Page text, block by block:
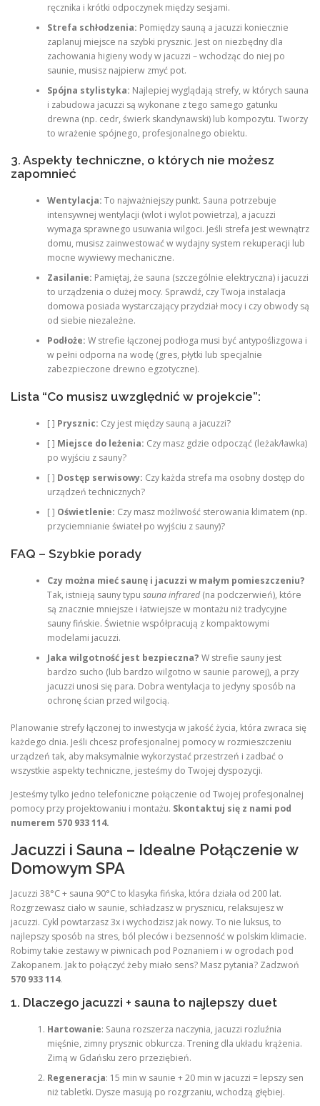
ręcznika i krótki odpoczynek między sesjami.
Strefa schłodzenia: Pomiędzy sauną a jacuzzi koniecznie
zaplanuj miejsce na szybki prysznic. Jest on niezbędny dla
zachowania higieny wody w jacuzzi – wchodząc do niej po
saunie, musisz najpierw zmyć pot.
Spójna stylistyka: Najlepiej wyglądają strefy, w których sauna
i zabudowa jacuzzi są wykonane z tego samego gatunku
drewna (np. cedr, świerk skandynawski) lub kompozytu. Tworzy
to wrażenie spójnego, profesjonalnego obiektu.
3. Aspekty techniczne, o których nie możesz
zapomnieć
Wentylacja: To najważniejszy punkt. Sauna potrzebuje
intensywnej wentylacji (wlot i wylot powietrza), a jacuzzi
wymaga sprawnego usuwania wilgoci. Jeśli strefa jest wewnątrz
domu, musisz zainwestować w wydajny system rekuperacji lub
mocne wywiewy mechaniczne.
Zasilanie: Pamiętaj, że sauna (szczególnie elektryczna) i jacuzzi
to urządzenia o dużej mocy. Sprawdź, czy Twoja instalacja
domowa posiada wystarczający przydział mocy i czy obwody są
od siebie niezależne.
Podłoże: W strefie łączonej podłoga musi być antypoślizgowa i
w pełni odporna na wodę (gres, płytki lub specjalnie
zabezpieczone drewno egzotyczne).
Lista “Co musisz uwzględnić w projekcie”:
[ ] Prysznic: Czy jest między sauną a jacuzzi?
[ ] Miejsce do leżenia: Czy masz gdzie odpocząć (leżak/ławka)
po wyjściu z sauny?
[ ] Dostęp serwisowy: Czy każda strefa ma osobny dostęp do
urządzeń technicznych?
[ ] Oświetlenie: Czy masz możliwość sterowania klimatem (np.
przyciemnianie świateł po wyjściu z sauny)?
FAQ – Szybkie porady
Czy można mieć saunę i jacuzzi w małym pomieszczeniu?
Tak, istnieją sauny typu sauna infrared(na podczerwień), które
są znacznie mniejsze i łatwiejsze w montażu niż tradycyjne
sauny fińskie. Świetnie współpracują z kompaktowymi
modelami jacuzzi.
Jaka wilgotność jest bezpieczna? W strefie sauny jest
bardzo sucho (lub bardzo wilgotno w saunie parowej), a przy
jacuzzi unosi się para. Dobra wentylacja to jedyny sposób na
ochronę ścian przed wilgocią.
Planowanie strefy łączonej to inwestycja w jakość życia, która zwraca się
każdego dnia. Jeśli chcesz profesjonalnej pomocy w rozmieszczeniu
urządzeń tak, aby maksymalnie wykorzystać przestrzeń i zadbać o
wszystkie aspekty techniczne, jesteśmy do Twojej dyspozycji.
Jesteśmy tylko jedno telefoniczne połączenie od Twojej profesjonalnej
pomocy przy projektowaniu i montażu. Skontaktuj się z nami pod
numerem 570 933 114.
Jacuzzi i Sauna – Idealne Połączenie w
Domowym SPA
Jacuzzi 38°C + sauna 90°C to klasyka fińska, która działa od 200 lat.
Rozgrzewasz ciało w saunie, schładzasz w prysznicu, relaksujesz w
jacuzzi. Cykl powtarzasz 3x i wychodzisz jak nowy. To nie luksus, to
najlepszy sposób na stres, ból pleców i bezsenność w polskim klimacie.
Robimy takie zestawy w piwnicach pod Poznaniem i w ogrodach pod
Zakopanem. Jak to połączyć żeby miało sens? Masz pytania? Zadzwoń
570 933 114.
1. Dlaczego jacuzzi + sauna to najlepszy duet
Hartowanie: Sauna rozszerza naczynia, jacuzzi rozluźnia
mięśnie, zimny prysznic obkurcza. Trening dla układu krążenia.
Zimą w Gdańsku zero przeziębień.
Regeneracja: 15 min w saunie + 20 min w jacuzzi = lepszy sen
niż tabletki. Dysze masują po rozgrzaniu, wchodzą głębiej.